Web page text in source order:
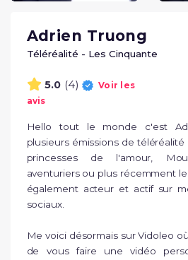
Adrien Truong
Téléréalité - Les Cinquante
5.0 (4)
Voir les
avis
Hello tout le monde c'est
plusieurs émissions de
princesses de l'amour,
aventuriers ou plus récemment
également acteur et actif sur
sociaux.
Me voici désormais sur Vidoleo
de vous faire une vidéo